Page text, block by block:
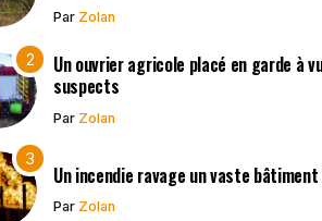
Par Zolan
Un ouvrier agricole placé en garde à
suspects
Par Zolan
Un incendie ravage un vaste
Par Zolan